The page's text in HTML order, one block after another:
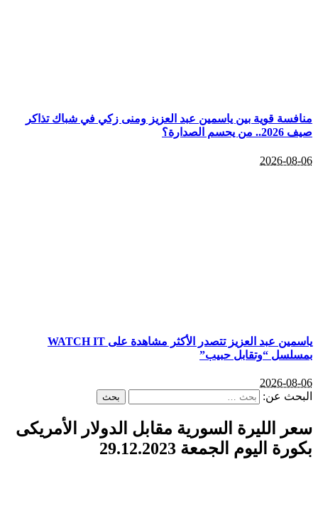
منافسة قوية بين ياسمين عبد العزيز ومنى زكي في شباك تذاكر
صيف 2026.. من يحسم الصدارة؟
2026-08-06
ياسمين عبد العزيز تتصدر الأكثر مشاهدة على WATCH IT
بمسلسل “وتقابل حبيب”
2026-08-06
البحث عن:
سعر الليرة السورية مقابل الدولار الأمريكى
بكورة اليوم الجمعة 29.12.2023